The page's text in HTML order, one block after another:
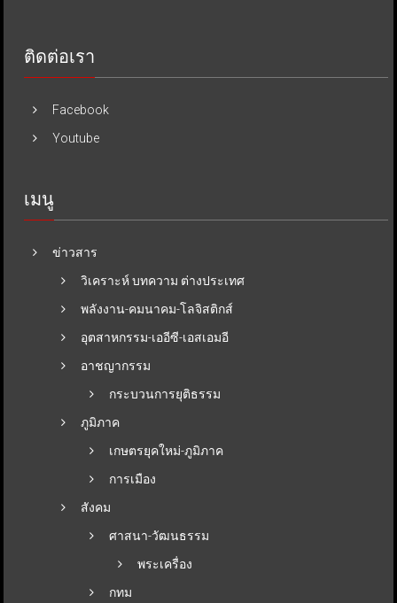
ติดต่อเรา
Facebook
Youtube
เมนู
ข่าวสาร
วิเคราะห์ บทความ ต่างประเทศ
พลังงาน-คมนาคม-โลจิสติกส์
อุตสาหกรรม-เออีซี-เอสเอมอี
อาชญากรรม
กระบวนการยุติธรรม
ภูมิภาค
เกษตรยุคใหม่-ภูมิภาค
การเมือง
สังคม
ศาสนา-วัฒนธรรม
พระเครื่อง
กทม